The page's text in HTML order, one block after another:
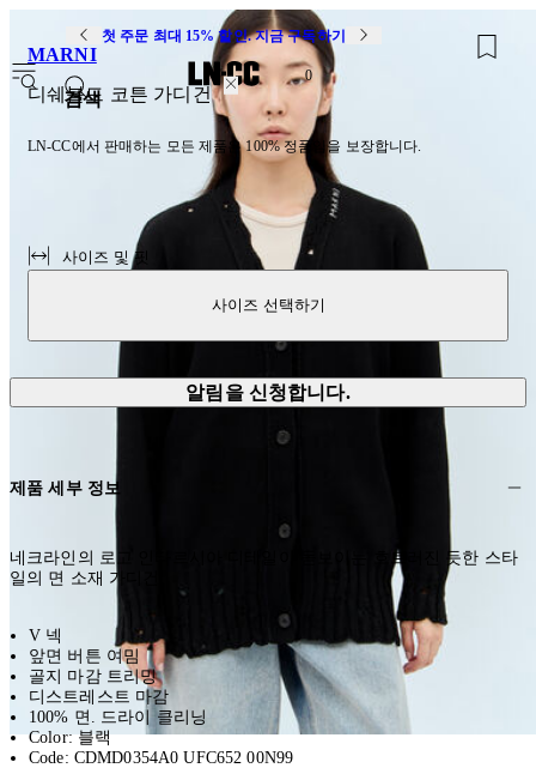
첫 주문 최대 15% 할인. 지금 구독하기
검색
0
MARNI
디쉐블드 코튼 가디건
LN-CC에서 판매하는 모든 제품은 100% 정품임을 보장합니다.
사이즈 및 핏
사이즈 선택하기
알림을 신청합니다.
제품 세부 정보
네크라인의 로고 인타르시아 디테일이 돋보이는 흐트러진 듯한 스타
일의 면 소재 가디건.
V 넥
앞면 버튼 여밈
골지 마감 트리밍
디스트레스트 마감
100% 면. 드라이 클리닝
Color: 블랙
Code: CDMD0354A0 UFC652 00N99